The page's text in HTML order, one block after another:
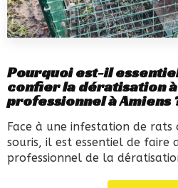
Pourquoi est-il
confier la dératisation
professionnel à Amiens
Face à une infestation de rats
souris, il est essentiel de faire
professionnel de la